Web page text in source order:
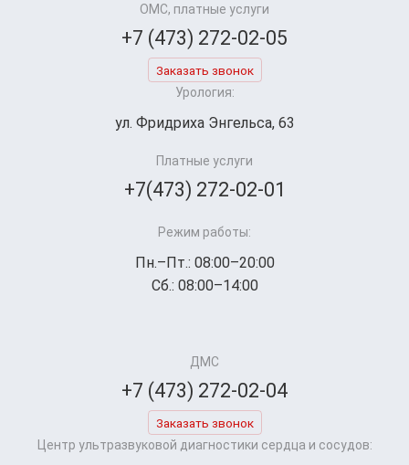
ОМС, платные услуги
+7 (473) 272-02-05
Заказать звонок
Урология:
ул. Фридриха Энгельса, 63
Платные услуги
+7(473) 272-02-01
Режим работы:
Пн.–Пт.: 08:00–20:00
Сб.: 08:00–14:00
ДМС
+7 (473) 272-02-04
Заказать звонок
Центр ультразвуковой диагностики сердца и сосудов: